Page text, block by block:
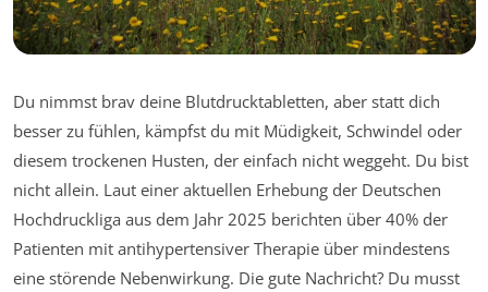
Du nimmst brav deine Blutdrucktabletten, aber statt dich
besser zu fühlen, kämpfst du mit Müdigkeit, Schwindel oder
diesem trockenen Husten, der einfach nicht weggeht. Du bist
nicht allein. Laut einer aktuellen Erhebung der Deutschen
Hochdruckliga aus dem Jahr 2025 berichten über 40% der
Patienten mit antihypertensiver Therapie über mindestens
eine störende Nebenwirkung. Die gute Nachricht? Du musst